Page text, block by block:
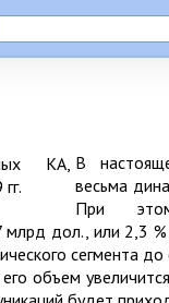
В
весьма
При
дол., или 2,3
сегмента
его объем